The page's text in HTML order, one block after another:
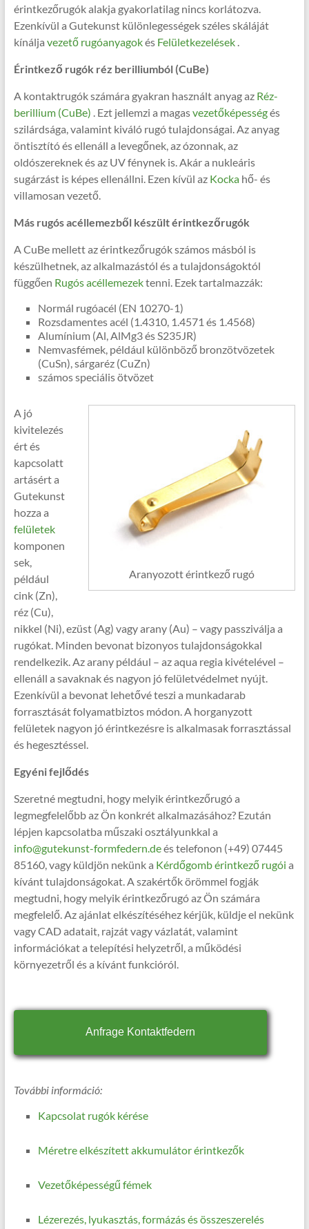
érintkezőrugók alakja gyakorlatilag nincs korlátozva.
Ezenkívül a Gutekunst különlegességek széles skáláját
kínálja vezető rugóanyagokésFelületkezelések.
Érintkező rugók réz berilliumból (CuBe)
A kontaktrugók számára gyakran használt anyag azRéz-
berillium (CuBe) . Ezt jellemzi a magasvezetőképességés
szilárdsága, valamint kiváló rugó tulajdonságai. Az anyag
öntisztító és ellenáll a levegőnek, az ózonnak, az
oldószereknek és az UV fénynek is. Akár a nukleáris
sugárzást is képes ellenállni. Ezen kívül azKockahő- és
villamosan vezető.
Más rugós acéllemezből készült érintkezőrugók
A CuBe mellett az érintkezőrugók számos másból is
készülhetnek, az alkalmazástól és a tulajdonságoktól
függően Rugós acéllemezektenni. Ezek tartalmazzák:
Normál rugóacél (EN 10270-1)
Rozsdamentes acél (1.4310, 1.4571 és 1.4568)
Alumínium (Al, AlMg3 és S235JR)
Nemvasfémek, például különböző bronzötvözetek
(CuSn), sárgaréz (CuZn)
számos speciális ötvözet
Aranyozott érintkező rugó
A jó
kivitelezés
ért és
kapcsolatt
artásért a
Gutekunst
hozza a
felületek
komponen
sek,
például
cink (Zn),
réz (Cu),
nikkel (Ni), ezüst (Ag) vagy arany (Au) – vagy passziválja a
rugókat. Minden bevonat bizonyos tulajdonságokkal
rendelkezik. Az arany például – az aqua regia kivételével –
ellenáll a savaknak és nagyon jó felületvédelmet nyújt.
Ezenkívül a bevonat lehetővé teszi a munkadarab
forrasztását folyamatbiztos módon. A horganyzott
felületek nagyon jó érintkezésre is alkalmasak forrasztással
és hegesztéssel.
Egyéni fejlődés
Szeretné megtudni, hogy melyik érintkezőrugó a
legmegfelelőbb az Ön konkrét alkalmazásához? Ezután
lépjen kapcsolatba műszaki osztályunkkal a
info@gutekunst-formfedern.deés telefonon (+49) 07445
85160, vagy küldjön nekünk a Kérdőgomb érintkező rugói a
kívánt tulajdonságokat. A szakértők örömmel fogják
megtudni, hogy melyik érintkezőrugó az Ön számára
megfelelő. Az ajánlat elkészítéséhez kérjük, küldje el nekünk
vagy CAD adatait, rajzát vagy vázlatát, valamint
információkat a telepítési helyzetről, a működési
környezetről és a kívánt funkcióról.
Anfrage Kontaktfedern
További információ:
Kapcsolat rugók kérése
Méretre elkészített akkumulátor érintkezők
Vezetőképességű fémek
Lézerezés, lyukasztás, formázás és összeszerelés